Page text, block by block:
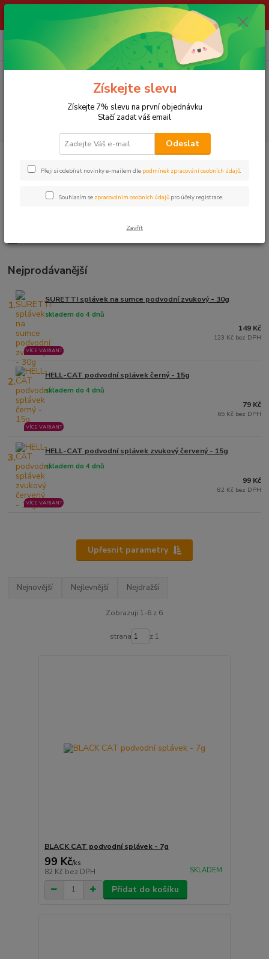
ŽIVÉ NÁSTRAHY !!! NEPOSÍLÁME !!! - ODBĚR POUZE NA NAŠÍ
za
LOV SUMCŮ Podvodní splávky
Podvodní splávky
Nejprodávanější
1. SURETTI splávek na sumce podvodní zvukový - 30g
skladem do 4 dnů
VÍCE VARIANT
149 Kč
123 Kč bez DPH
2. HELL-CAT podvodní splávek černý - 15g
skladem do 4 dnů
VÍCE VARIANT
79 Kč
65 Kč bez DPH
3. HELL-CAT podvodní splávek zvukový červený - 15g
skladem do 4 dnů
VÍCE VARIANT
99 Kč
82 Kč bez DPH
Upřesnit parametry
Nejnovější Nejlevnější Nejdražší
Zobrazuji 1-6 z 6
strana z 1
BLACK CAT podvodní splávek - 7g
99 Kč/ks
82 Kč bez DPH SKLADEM
Přidat do košíku
Získejte slevu
Získejte 7% slevu na první objednávku
Stačí zadat váš email
Odeslat
Přeji si odebírat novinky e-mailem dle podmínek zpracování osobních údajů.
Souhlasím se zpracováním osobních údajů pro účely registrace.
Zavřít